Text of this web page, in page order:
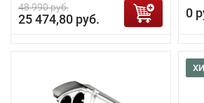
48 990 руб.
25 474,80 руб. 0